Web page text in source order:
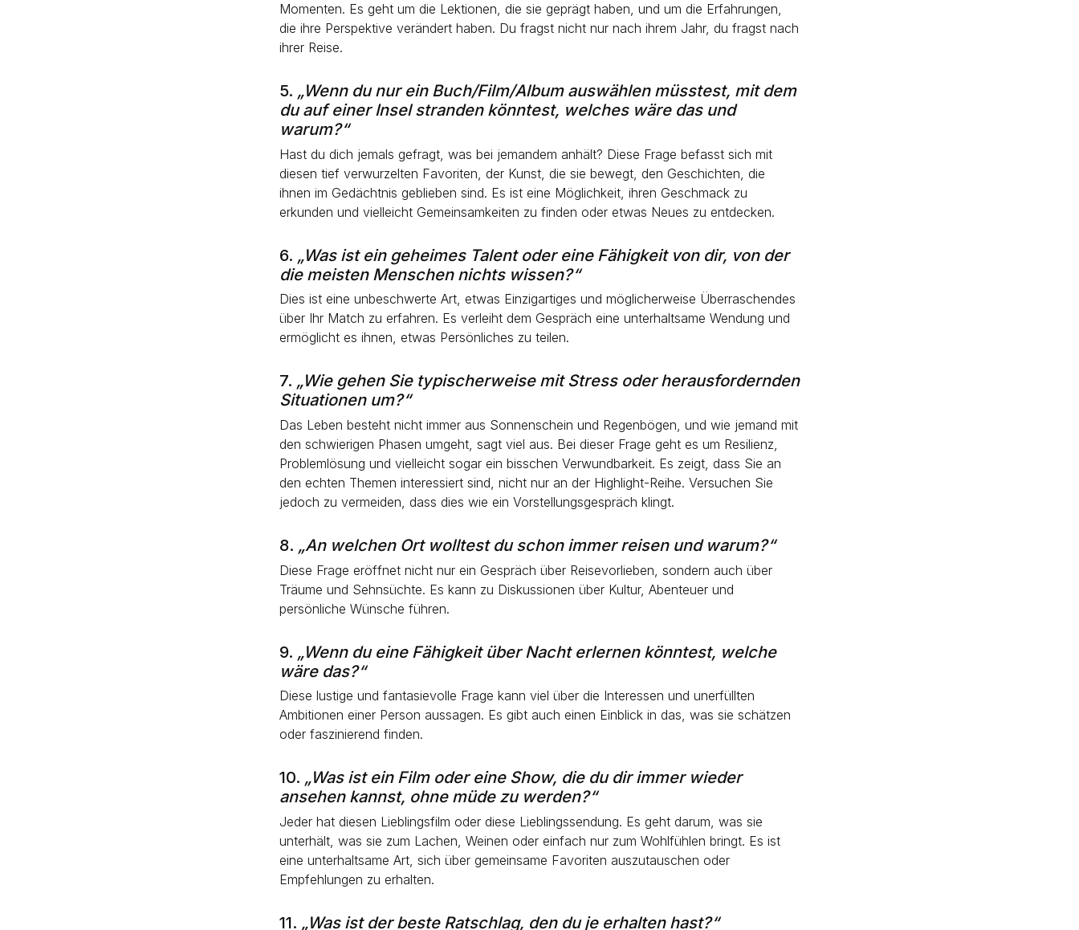
Momenten. Es geht um die Lektionen, die sie geprägt haben, und um die Erfahrungen,
die ihre Perspektive verändert haben. Du fragst nicht nur nach ihrem Jahr, du fragst nach
ihrer Reise.
5. „Wenn du nur ein Buch/Film/Album auswählen müsstest, mit dem
du auf einer Insel stranden könntest, welches wäre das und
warum?“
Hast du dich jemals gefragt, was bei jemandem anhält? Diese Frage befasst sich mit
diesen tief verwurzelten Favoriten, der Kunst, die sie bewegt, den Geschichten, die
ihnen im Gedächtnis geblieben sind. Es ist eine Möglichkeit, ihren Geschmack zu
erkunden und vielleicht Gemeinsamkeiten zu finden oder etwas Neues zu entdecken.
6. „Was ist ein geheimes Talent oder eine Fähigkeit von dir, von der
die meisten Menschen nichts wissen?“
Dies ist eine unbeschwerte Art, etwas Einzigartiges und möglicherweise Überraschendes
über Ihr Match zu erfahren. Es verleiht dem Gespräch eine unterhaltsame Wendung und
ermöglicht es ihnen, etwas Persönliches zu teilen.
7. „Wie gehen Sie typischerweise mit Stress oder herausfordernden
Situationen um?“
Das Leben besteht nicht immer aus Sonnenschein und Regenbögen, und wie jemand mit
den schwierigen Phasen umgeht, sagt viel aus. Bei dieser Frage geht es um Resilienz,
Problemlösung und vielleicht sogar ein bisschen Verwundbarkeit. Es zeigt, dass Sie an
den echten Themen interessiert sind, nicht nur an der Highlight-Reihe. Versuchen Sie
jedoch zu vermeiden, dass dies wie ein Vorstellungsgespräch klingt.
8. „An welchen Ort wolltest du schon immer reisen und warum?“
Diese Frage eröffnet nicht nur ein Gespräch über Reisevorlieben, sondern auch über
Träume und Sehnsüchte. Es kann zu Diskussionen über Kultur, Abenteuer und
persönliche Wünsche führen.
9. „Wenn du eine Fähigkeit über Nacht erlernen könntest, welche
wäre das?“
Diese lustige und fantasievolle Frage kann viel über die Interessen und unerfüllten
Ambitionen einer Person aussagen. Es gibt auch einen Einblick in das, was sie schätzen
oder faszinierend finden.
10. „Was ist ein Film oder eine Show, die du dir immer wieder
ansehen kannst, ohne müde zu werden?“
Jeder hat diesen Lieblingsfilm oder diese Lieblingssendung. Es geht darum, was sie
unterhält, was sie zum Lachen, Weinen oder einfach nur zum Wohlfühlen bringt. Es ist
eine unterhaltsame Art, sich über gemeinsame Favoriten auszutauschen oder
Empfehlungen zu erhalten.
11. „Was ist der beste Ratschlag, den du je erhalten hast?“